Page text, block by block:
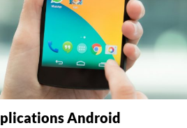
Android